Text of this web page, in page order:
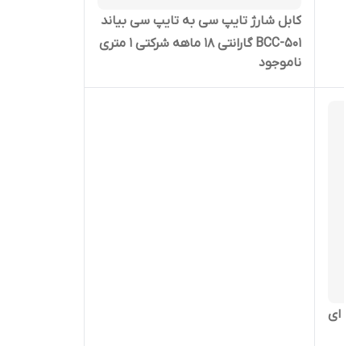
کابل شارژ تایپ سی به تایپ سی بیاند
BCC-501 گارانتی 18 ماهه شرکتی 1 متری
ناموجود